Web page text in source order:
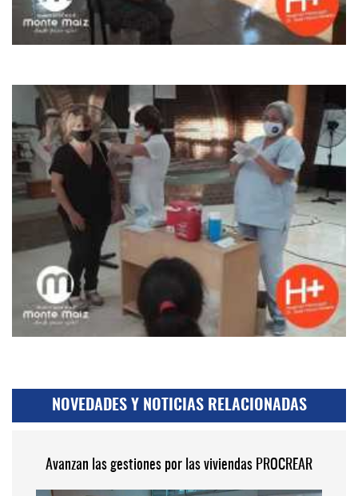
NOVEDADES Y NOTICIAS RELACIONADAS
Avanzan las gestiones por las viviendas PROCREAR